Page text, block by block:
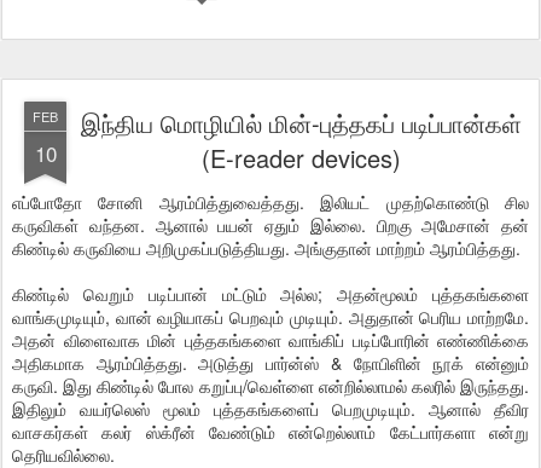
FEB
10
இந்திய மொழியில் மின்-புத்தகப் படிப்பான்கள்
(E-reader devices)
எப்போதோ சோனி ஆரம்பித்துவைத்தது. இலியட் முதற்கொண்டு சில
கருவிகள் வந்தன. ஆனால் பயன் ஏதும் இல்லை. பிறகு அமேசான் தன்
கிண்டில் கருவியை அறிமுகப்படுத்தியது. அங்குதான் மாற்றம் ஆரம்பித்தது.
கிண்டில் வெறும் படிப்பான் மட்டும் அல்ல; அதன்மூலம் புத்தகங்களை
வாங்கமுடியும், வான் வழியாகப் பெறவும் முடியும். அதுதான் பெரிய மாற்றமே.
அதன் விளைவாக மின் புத்தகங்களை வாங்கிப் படிப்போரின் எண்ணிக்கை
அதிகமாக ஆரம்பித்தது. அடுத்து பார்ன்ஸ் & நோபிளின் நூக் என்னும்
கருவி. இது கிண்டில் போல கறுப்பு/வெள்ளை என்றில்லாமல் கலரில் இருந்தது.
இதிலும் வயர்லெஸ் மூலம் புத்தகங்களைப் பெறமுடியும். ஆனால் தீவிர
வாசகர்கள் கலர் ஸ்க்ரீன் வேண்டும் என்றெல்லாம் கேட்பார்களா என்று
தெரியவில்லை.